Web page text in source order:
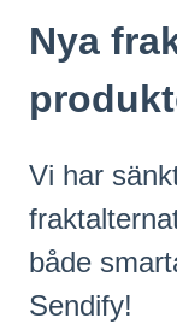
Nya
Vi har
både
Sendify!